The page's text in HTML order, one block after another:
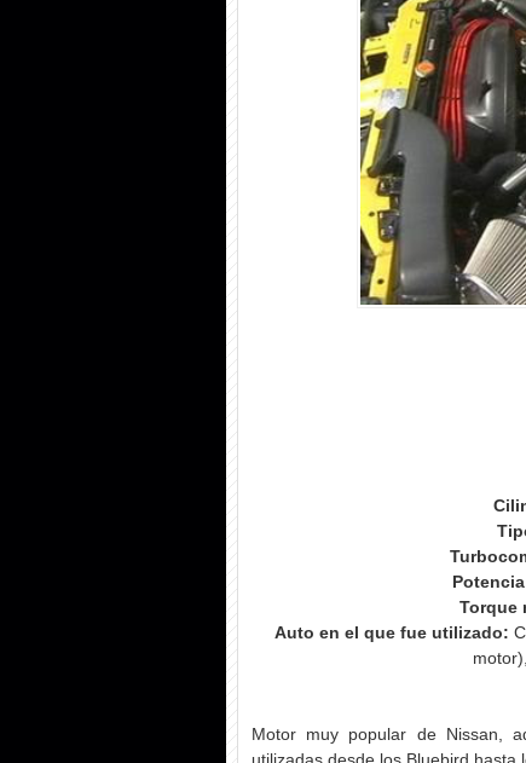
Torque
Auto en el que fue utilizado:
Motor muy popular de Nissan,